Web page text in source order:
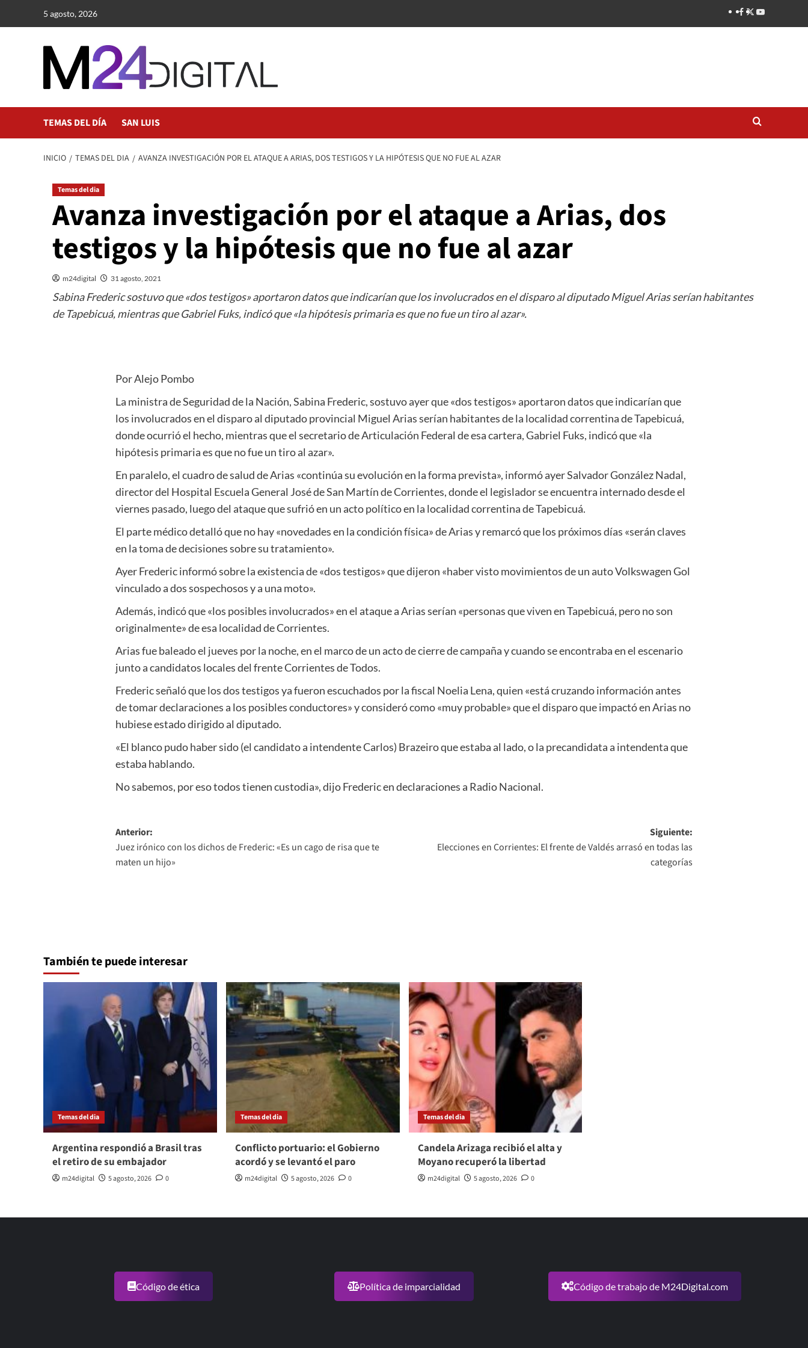
5 agosto, 2026
TEMAS DEL DÍA SAN LUIS
INICIO TEMAS DEL DIA AVANZA INVESTIGACIÓN POR EL ATAQUE A ARIAS, DOS TESTIGOS Y LA HIPÓTESIS QUE NO FUE AL AZAR
Temas del dia
Avanza investigación por el ataque a Arias, dos
testigos y la hipótesis que no fue al azar
m24digital 31 agosto, 2021
Sabina Frederic sostuvo que «dos testigos» aportaron datos que indicarían que los involucrados en el disparo al diputado Miguel Arias serían habitantes
de Tapebicuá, mientras que Gabriel Fuks, indicó que «la hipótesis primaria es que no fue un tiro al azar».
Por Alejo Pombo
La ministra de Seguridad de la Nación, Sabina Frederic, sostuvo ayer que «dos testigos» aportaron datos que indicarían que
los involucrados en el disparo al diputado provincial Miguel Arias serían habitantes de la localidad correntina de Tapebicuá,
donde ocurrió el hecho, mientras que el secretario de Articulación Federal de esa cartera, Gabriel Fuks, indicó que «la
hipótesis primaria es que no fue un tiro al azar».
En paralelo, el cuadro de salud de Arias «continúa su evolución en la forma prevista», informó ayer Salvador González Nadal,
director del Hospital Escuela General José de San Martín de Corrientes, donde el legislador se encuentra internado desde el
viernes pasado, luego del ataque que sufrió en un acto político en la localidad correntina de Tapebicuá.
El parte médico detalló que no hay «novedades en la condición física» de Arias y remarcó que los próximos días «serán claves
en la toma de decisiones sobre su tratamiento».
Ayer Frederic informó sobre la existencia de «dos testigos» que dijeron «haber visto movimientos de un auto Volkswagen Gol
vinculado a dos sospechosos y a una moto».
Además, indicó que «los posibles involucrados» en el ataque a Arias serían «personas que viven en Tapebicuá, pero no son
originalmente» de esa localidad de Corrientes.
Arias fue baleado el jueves por la noche, en el marco de un acto de cierre de campaña y cuando se encontraba en el escenario
junto a candidatos locales del frente Corrientes de Todos.
Frederic señaló que los dos testigos ya fueron escuchados por la fiscal Noelia Lena, quien «está cruzando información antes
de tomar declaraciones a los posibles conductores» y consideró como «muy probable» que el disparo que impactó en Arias no
hubiese estado dirigido al diputado.
«El blanco pudo haber sido (el candidato a intendente Carlos) Brazeiro que estaba al lado, o la precandidata a intendenta que
estaba hablando.
No sabemos, por eso todos tienen custodia», dijo Frederic en declaraciones a Radio Nacional.
Navegación
de
entradas
Anterior:
Juez irónico con los dichos de Frederic: «Es un cago de risa que te
maten un hijo»
Siguiente:
Elecciones en Corrientes: El frente de Valdés arrasó en todas las
categorías
También te puede interesar
Temas del dia
Argentina respondió a Brasil tras
el retiro de su embajador
m24digital 5 agosto, 2026 0
Temas del dia
Conflicto portuario: el Gobierno
acordó y se levantó el paro
m24digital 5 agosto, 2026 0
Temas del dia
Candela Arizaga recibió el alta y
Moyano recuperó la libertad
m24digital 5 agosto, 2026 0
Código de ética Política de imparcialidad Código de trabajo de M24Digital.com